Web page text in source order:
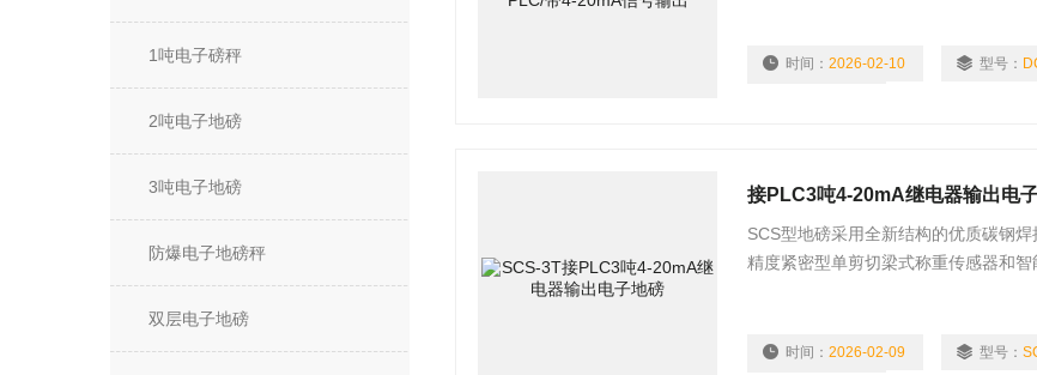
1吨电子磅秤
2吨电子地磅
3吨电子地磅
防爆电子地磅秤
双层电子地磅
时间：2026-02-10 型号：
接PLC3吨4-20mA继电器输出电
SCS型地磅采用全新结构的优质碳钢
精度紧密型单剪切梁式称重传感器和智
时间：2026-02-09 型号：